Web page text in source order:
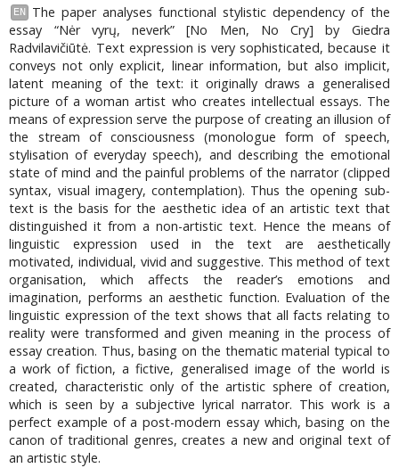
EN
The paper analyses functional stylistic dependency of the
essay “Nėr vyrų, neverk” [No Men, No Cry] by Giedra
Radvilavičiūtė. Text expression is very sophisticated, because it
conveys not only explicit, linear information, but also implicit,
latent meaning of the text: it originally draws a generalised
picture of a woman artist who creates intellectual essays. The
means of expression serve the purpose of creating an illusion of
the stream of consciousness (monologue form of speech,
stylisation of everyday speech), and describing the emotional
state of mind and the painful problems of the narrator (clipped
syntax, visual imagery, contemplation). Thus the opening sub-
text is the basis for the aesthetic idea of an artistic text that
distinguished it from a non-artistic text. Hence the means of
linguistic expression used in the text are aesthetically
motivated, individual, vivid and suggestive. This method of text
organisation, which affects the reader’s emotions and
imagination, performs an aesthetic function. Evaluation of the
linguistic expression of the text shows that all facts relating to
reality were transformed and given meaning in the process of
essay creation. Thus, basing on the thematic material typical to
a work of fiction, a fictive, generalised image of the world is
created, characteristic only of the artistic sphere of creation,
which is seen by a subjective lyrical narrator. This work is a
perfect example of a post-modern essay which, basing on the
canon of traditional genres, creates a new and original text of
an artistic style.